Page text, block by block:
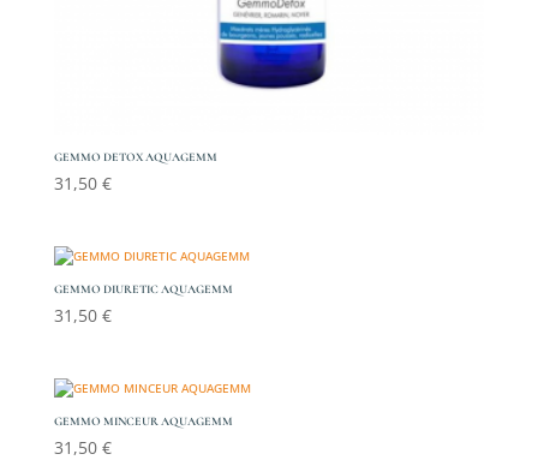
GEMMO DETOX AQUAGEMM
31,50 €
GEMMO DIURETIC AQUAGEMM
31,50 €
GEMMO MINCEUR AQUAGEMM
31,50 €